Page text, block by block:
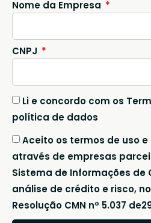
Nome da Empresa
CNPJ
Li e concordo com os
política de dados
Aceito os termos de uso
através de empresas
Sistema de Informações de
análise de crédito e risco,
Resolução CMN nº 5.037